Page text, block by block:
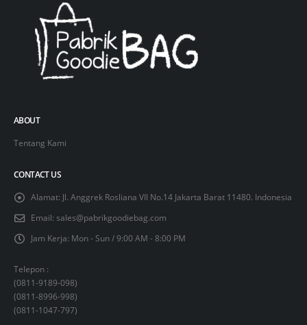
ABOUT
Tentang Kami
CONTACT US
Alamat: Jl. Anggrek Rosliana VII No.14 Jakarta Barat 11480. Indonesia
Email: sales@pabrikgoodiebag.com
Jam Kerja: Mon - Sun / 9:00 AM - 8:00 PM
Telepon :
(0811-9189-098)
(0811-8996-998)
(0811-1047-797)